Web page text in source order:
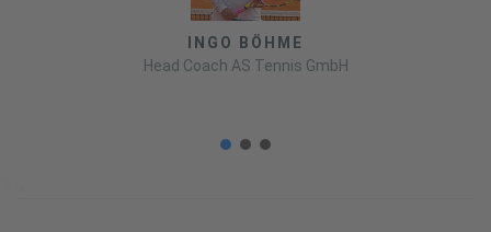
INGO BÖHME
Head Coach AS Tennis GmbH